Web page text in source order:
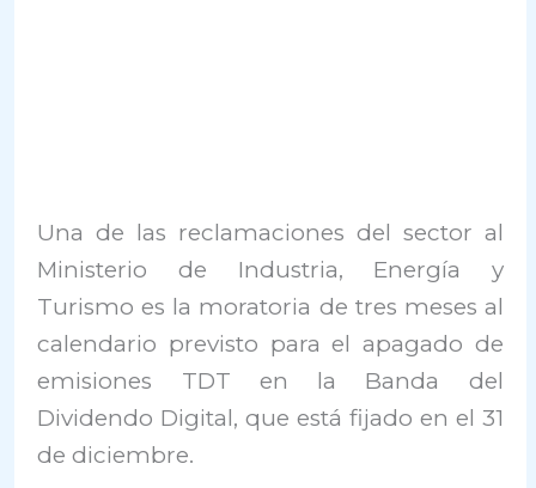
Una de las reclamaciones del sector al
Ministerio de Industria, Energía y
Turismo es la moratoria de tres meses al
calendario previsto para el apagado de
emisiones TDT en la Banda del
Dividendo Digital, que está fijado en el 31
de diciembre.